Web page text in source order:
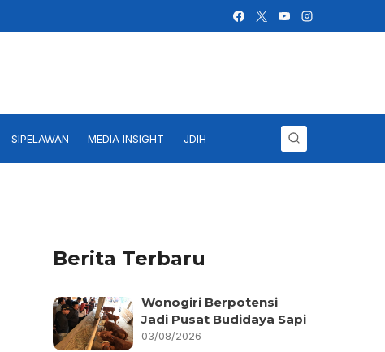
SIPELAWAN MEDIA INSIGHT JDIH
Berita Terbaru
Wonogiri Berpotensi
Jadi Pusat Budidaya Sapi
03/08/2026